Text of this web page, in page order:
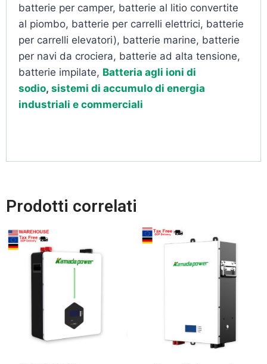
batterie per camper, batterie al litio convertite
al piombo, batterie per carrelli elettrici, batterie
per carrelli elevatori), batterie marine, batterie
per navi da crociera, batterie ad alta tensione,
batterie impilate, Batteria agli ioni di
sodio, sistemi di accumulo di energia
industriali e commerciali
Prodotti correlati